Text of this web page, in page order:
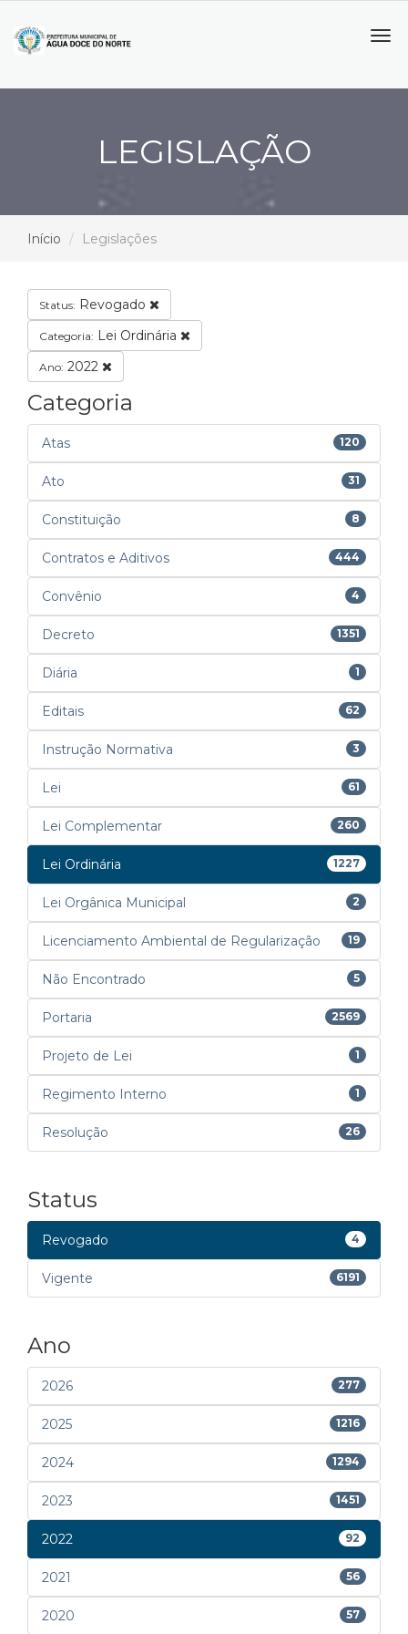
LEGISLAÇÃO
Início Legislações
Status: Revogado
Categoria: Lei Ordinária
Ano: 2022
Categoria
Atas 120
Ato 31
Constituição 8
Contratos e Aditivos 444
Convênio 4
Decreto 1351
Diária 1
Editais 62
Instrução Normativa 3
Lei 61
Lei Complementar 260
Lei Ordinária 1227
Lei Orgânica Municipal 2
Licenciamento Ambiental de Regularização 19
Não Encontrado 5
Portaria 2569
Projeto de Lei 1
Regimento Interno 1
Resolução 26
Status
Revogado 4
Vigente 6191
Ano
2026 277
2025 1216
2024 1294
2023 1451
2022 92
2021 56
2020 57